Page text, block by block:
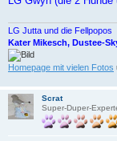
LG Jutta und die Fellpopos
Kater Mikesch, Dustee-
Homepage mit vielen Fotos
Scrat
Super-Duper-